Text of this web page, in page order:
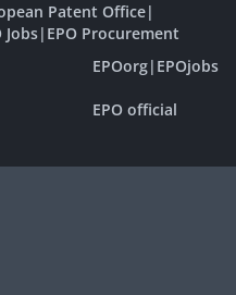
Patent Office|
Jobs| EPO Procurement
EPOorg| EPOjobs
EPO official